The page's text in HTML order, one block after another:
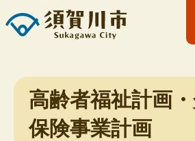
高齢者福祉計画
保険事業計画